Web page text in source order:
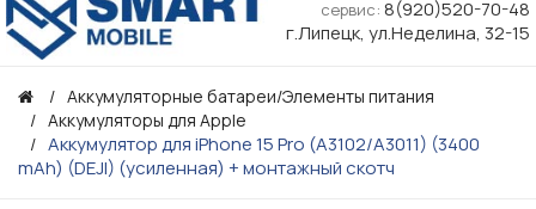
сервис: 8(920)520-70-48
г.Липецк, ул.Неделина, 32-15
Аккумуляторные батареи/Элементы питания
Аккумуляторы для Apple
Аккумулятор для iPhone 15 Pro (A3102/A3011) (3400
mAh) (DEJI) (усиленная) + монтажный скотч